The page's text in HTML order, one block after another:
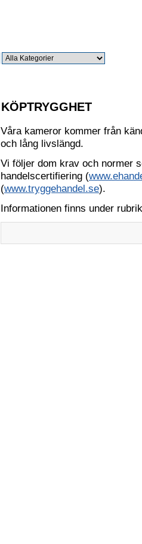
KÖPTRYGGHET
Våra kameror kommer från
och lång livslängd.
Vi följer dom krav och normer
handelscertifiering (
(www.tryggehandel.se).
Informationen finns under